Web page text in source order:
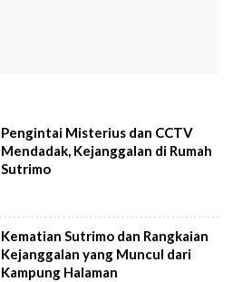
Pengintai Misterius dan CCTV
Mendadak, Kejanggalan di Rumah
Sutrimo
Kematian Sutrimo dan Rangkaian
Kejanggalan yang Muncul dari
Kampung Halaman